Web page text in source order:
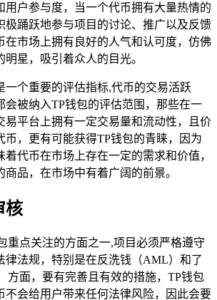
用户参与度，当一个代币拥有大量热情的
极踊跃地参与项目的讨论、推广以及反馈
在市场上拥有良好的人气和认可度，仿佛
星，吸引着众人的目光。
一个重要的评估指标,代币的交易活跃
会被纳入TP钱包的评估范围，那些在一
易平台上拥有一定交易量和流动性，且价
币，更有可能获得TP钱包的青睐，因为
着代币在市场上存在一定的需求和价值，
品，在市场中有着广阔的前景。
核
重点关注的方面之一,项目必须严格遵守
律法规，特别是在反洗钱（AML）和了
方面，要有完善且有效的措施，TP钱包
不会给用户带来任何法律风险，因此会要